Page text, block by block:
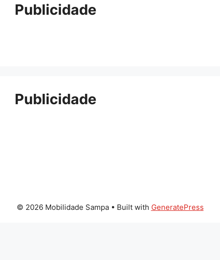
Publicidade
Publicidade
© 2026 Mobilidade Sampa• Built with GeneratePress